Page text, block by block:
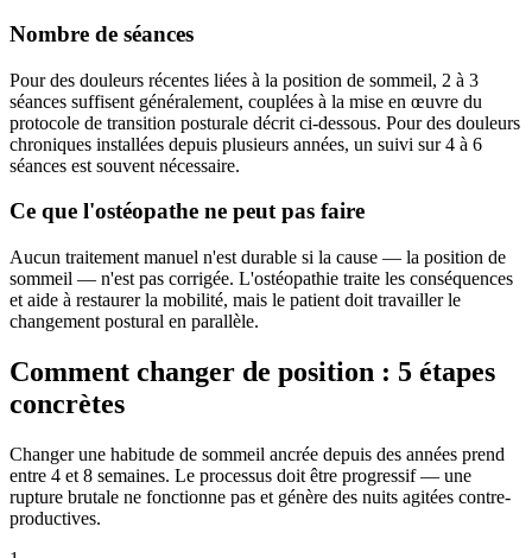
Nombre de séances
Pour des douleurs récentes liées à la position de sommeil, 2 à 3
séances suffisent généralement, couplées à la mise en œuvre du
protocole de transition posturale décrit ci-dessous. Pour des douleurs
chroniques installées depuis plusieurs années, un suivi sur 4 à 6
séances est souvent nécessaire.
Ce que l'ostéopathe ne peut pas faire
Aucun traitement manuel n'est durable si la cause — la position de
sommeil — n'est pas corrigée. L'ostéopathie traite les conséquences
et aide à restaurer la mobilité, mais le patient doit travailler le
changement postural en parallèle.
Comment changer de position : 5 étapes
concrètes
Changer une habitude de sommeil ancrée depuis des années prend
entre 4 et 8 semaines. Le processus doit être progressif — une
rupture brutale ne fonctionne pas et génère des nuits agitées contre-
productives.